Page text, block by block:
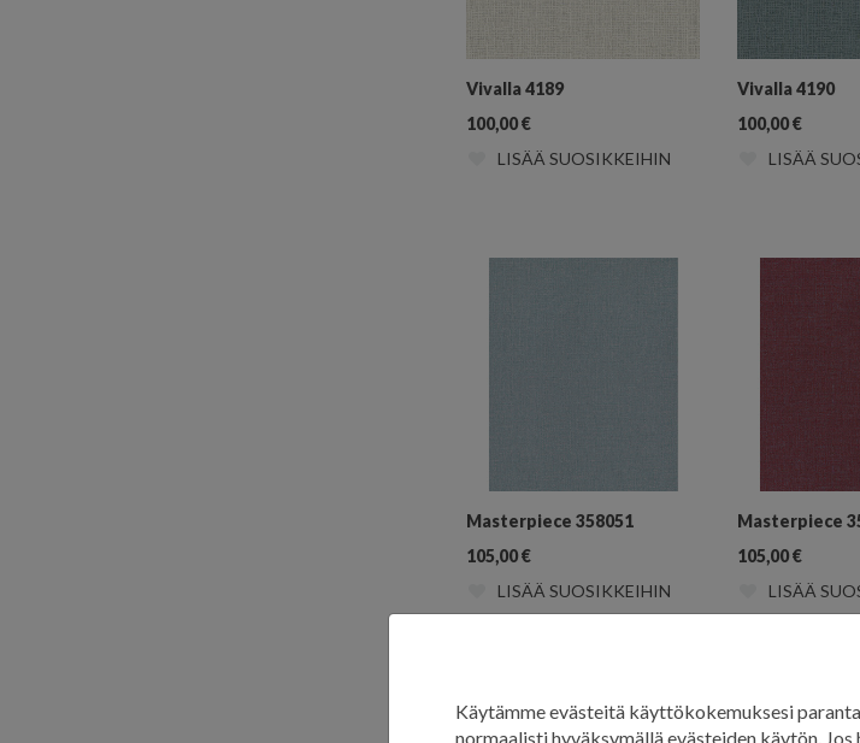
Vivalla 4189
100,00€
LISÄÄ SUOSIKKEIHIN
Vivalla 4190
100,00€
LISÄÄ
Masterpiece 358051
105,00€
LISÄÄ SUOSIKKEIHIN
Masterpiece
105,00€
LISÄÄ
Käytämme evästeitä käyttökokemuksesi
normaalisti hyväksymällä evästeiden käytön.